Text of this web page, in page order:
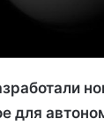
для